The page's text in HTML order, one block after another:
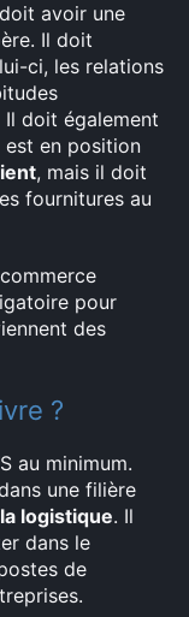
avoir une
Il doit
ci, les relations
doit également
est en position
, mais il doit
fournitures au
pour
des
?
au minimum.
une filière
logistique. Il
dans le
de